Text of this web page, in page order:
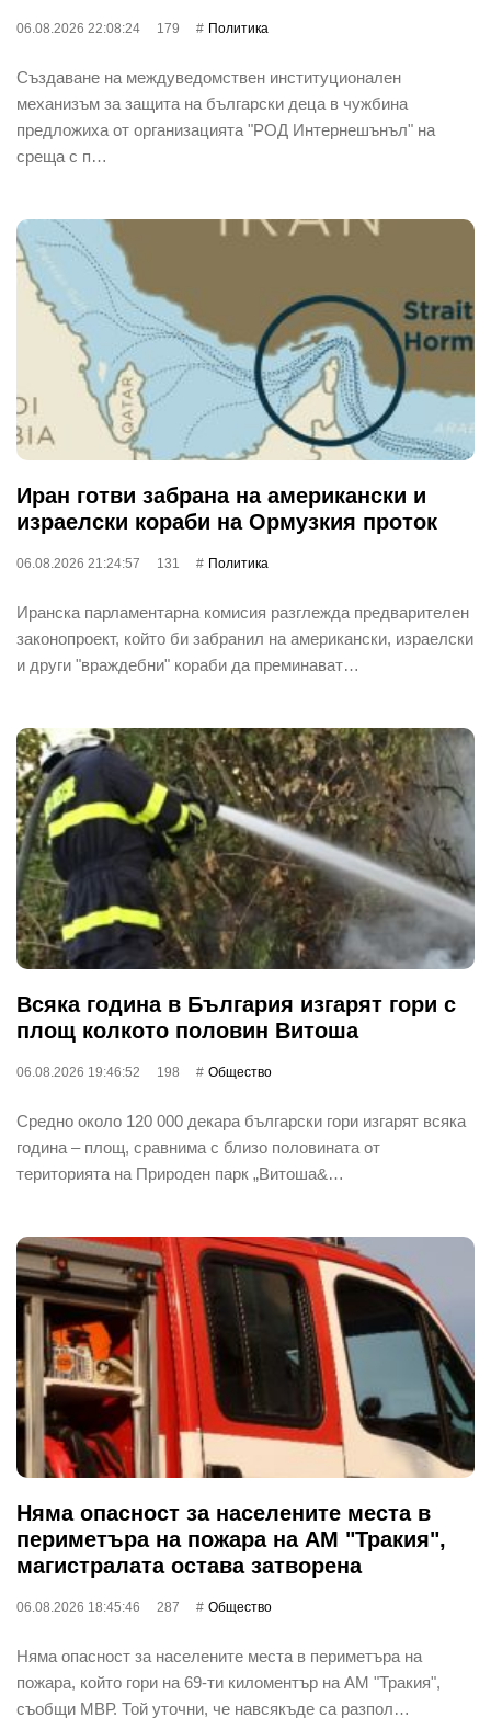
06.08.2026 22:08:24 179 Политика
Създаване на междуведомствен институционален
механизъм за защита на български деца в чужбина
предложиха от организацията "РОД Интернешънъл" на
среща с п…
Иран готви забрана на американски и
израелски кораби на Ормузкия проток
06.08.2026 21:24:57 131 Политика
Иранска парламентарна комисия разглежда предварителен
законопроект, който би забранил на американски, израелски
и други "враждебни" кораби да преминават…
Всяка година в България изгарят гори с
площ колкото половин Витоша
06.08.2026 19:46:52 198 Общество
Средно около 120 000 декара български гори изгарят всяка
година – площ, сравнима с близо половината от
територията на Природен парк „Витоша&…
Няма опасност за населените места в
периметъра на пожара на АМ "Тракия",
магистралата остава затворена
06.08.2026 18:45:46 287 Общество
Няма опасност за населените места в периметъра на
пожара, който гори на 69-ти киломентър на АМ "Тракия",
съобщи МВР. Той уточни, че навсякъде са разпол…